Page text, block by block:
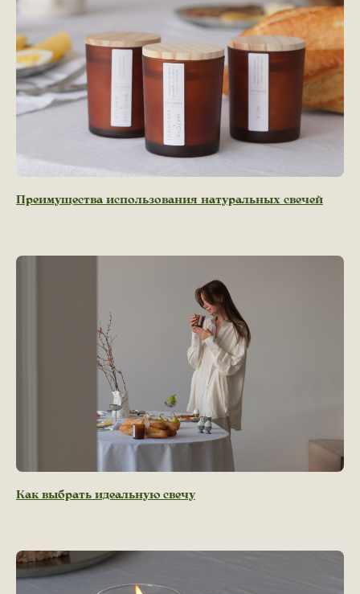
Преимущества использования натуральных свечей
Как выбрать идеальную свечу